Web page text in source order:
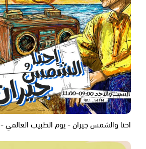
احنا والشمس جيران - يوم الطبيب العالمي - 11.07.2026